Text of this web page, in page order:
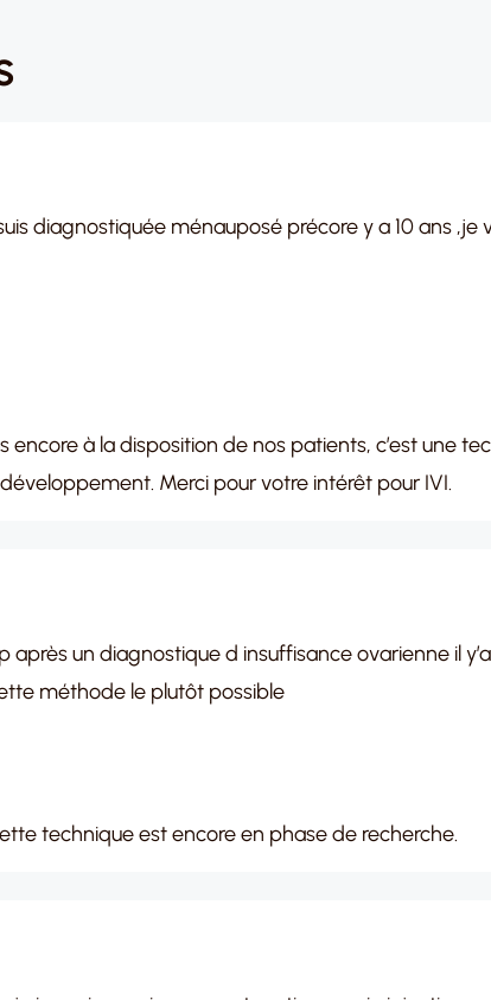
diagnostiquée ménauposé précore y a 10 ans
encore à la disposition de nos patients, c’est une
Merci pour votre intérêt pour IVI.
après un diagnostique d insuffisance ovarienne il
méthode le plutôt possible
technique est encore en phase de recherche.